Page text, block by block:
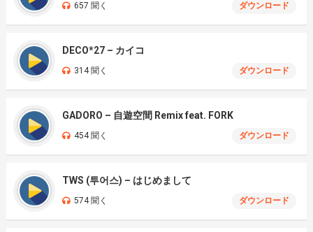
657 聞く ダウンロード
DECO*27 – カイコ
314 聞く ダウンロード
GADORO – 自遊空間 Remix feat. FORK
454 聞く ダウンロード
TWS (투어스) – はじめまして
574 聞く ダウンロード